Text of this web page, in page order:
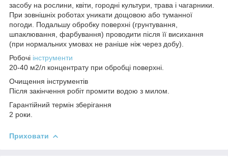
засобу на рослини, квіти, городні культури, трава і чагарники.
При зовнішніх роботах уникати дощовою або туманної
погоди. Подальшу обробку поверхні (грунтування,
шпаклювання, фарбування) проводити після її висихання
(при нормальних умовах не раніше ніж через добу).
Робочі інструменти
20-40 м2/л концентрату при обробці поверхні.
Очищення інструментів
Після закінчення робіт промити водою з милом.
Гарантійний термін зберігання
2 роки.
Приховати